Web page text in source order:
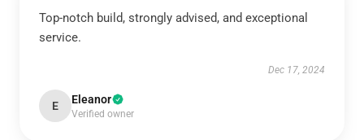
Top-notch build, strongly advised, and exceptional
service.
Dec 17, 2024
E Eleanor
Verified owner